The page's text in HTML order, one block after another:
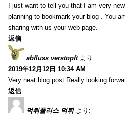
I just want to tell you that I am very
planning to bookmark your blog . You
sharing with us your web page.
返信
abfluss verstopft より:
2019年12月12日 10:34 AM
Very neat blog post.Really looking
返信
먹튀폴리스 먹튀 より: